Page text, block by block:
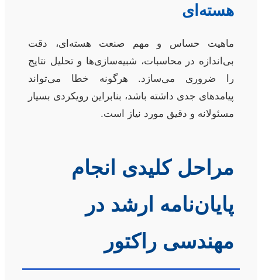
هسته‌ای
ماهیت حساس و مهم صنعت هسته‌ای، دقت
بی‌اندازه در محاسبات، شبیه‌سازی‌ها و تحلیل نتایج
را ضروری می‌سازد. هرگونه خطا می‌تواند
پیامدهای جدی داشته باشد، بنابراین رویکردی بسیار
مسئولانه و دقیق مورد نیاز است.
مراحل کلیدی انجام
پایان‌نامه ارشد در
مهندسی راکتور